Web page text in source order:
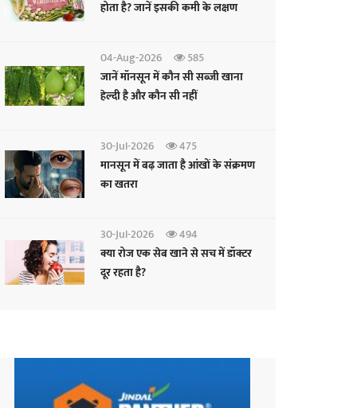
होता है? जानें इसकी कमी के लक्षण
04-Aug-2026
585
जानें मॉनसून में कौन सी सब्जी खाना
हेल्दी है और कौन सी नहीं
30-Jul-2026
475
मानसून में बढ़ जाता है आंखों के संक्रमण
का खतरा
30-Jul-2026
494
क्या रोज एक सेब खाने से सच में डॉक्टर
दूर रहता है?